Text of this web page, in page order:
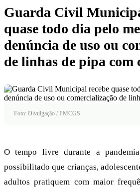
Guarda Civil
quase todo dia pelo
denúncia de uso ou
de linhas de pipa com
Foto: Divulgação / PMCGS
O tempo livre durante a
possibilitado que crianças,
adultos pratiquem com maior